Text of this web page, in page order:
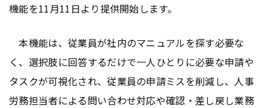
機能を11月11日より提供開始します。
本機能は、従業員が社内のマニュアルを探す必要な
く、選択肢に回答するだけで一人ひとりに必要な申請や
タスクが可視化され、従業員の申請ミスを削減し、人事
労務担当者による問い合わせ対応や確認・差し戻し業務